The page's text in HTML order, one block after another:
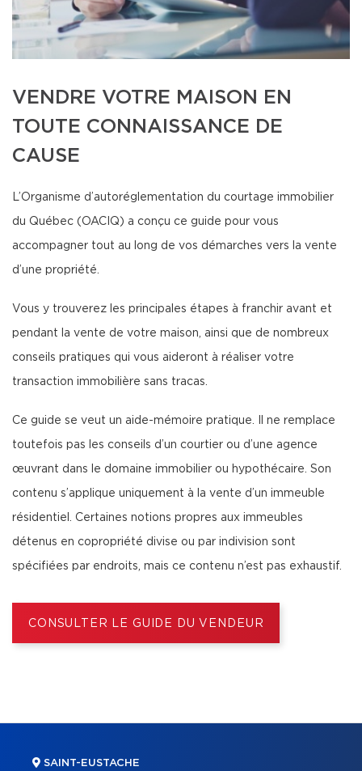
VENDRE VOTRE MAISON EN
TOUTE CONNAISSANCE DE
CAUSE
L’Organisme d’autoréglementation du courtage immobilier
du Québec (OACIQ) a conçu ce guide pour vous
accompagner tout au long de vos démarches vers la vente
d’une propriété.
Vous y trouverez les principales étapes à franchir avant et
pendant la vente de votre maison, ainsi que de nombreux
conseils pratiques qui vous aideront à réaliser votre
transaction immobilière sans tracas.
Ce guide se veut un aide-mémoire pratique. Il ne remplace
toutefois pas les conseils d’un courtier ou d’une agence
œuvrant dans le domaine immobilier ou hypothécaire. Son
contenu s’applique uniquement à la vente d’un immeuble
résidentiel. Certaines notions propres aux immeubles
détenus en copropriété divise ou par indivision sont
spécifiées par endroits, mais ce contenu n’est pas exhaustif.
CONSULTER LE GUIDE DU VENDEUR
SAINT-EUSTACHE